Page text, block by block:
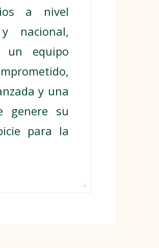
a nivel
nacional,
un equipo
y una
genere su
para la